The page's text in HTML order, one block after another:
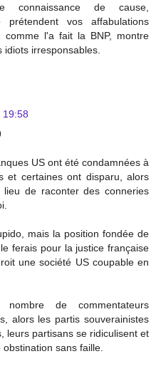
de cause,
vos affabulations
comme l'a fait la BNP, montre
irresponsables.
19:58
US ont été condamnées à
et certaines ont disparu, alors
de raconter des conneries
mais la position fondée de
ferais pour la justice française
une société US coupable en
de commentateurs
alors les partis souverainistes
leurs partisans se ridiculisent et
sans faille.